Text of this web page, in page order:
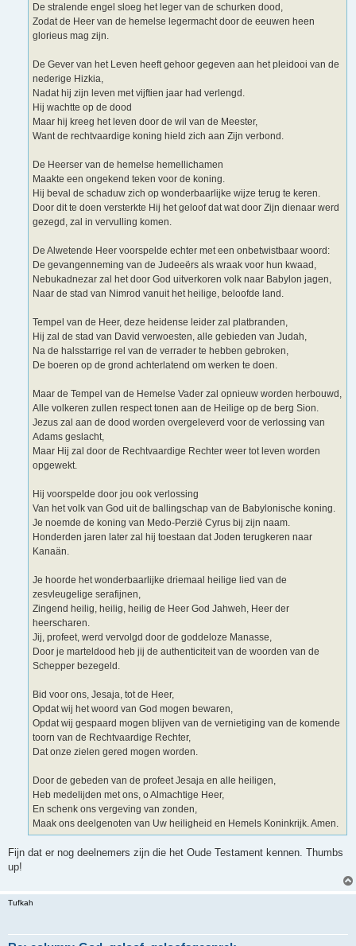
De stralende engel sloeg het leger van de schurken dood,
Zodat de Heer van de hemelse legermacht door de eeuwen heen
glorieus mag zijn.
De Gever van het Leven heeft gehoor gegeven aan het pleidooi van de
nederige Hizkia,
Nadat hij zijn leven met vijftien jaar had verlengd.
Hij wachtte op de dood
Maar hij kreeg het leven door de wil van de Meester,
Want de rechtvaardige koning hield zich aan Zijn verbond.
De Heerser van de hemelse hemellichamen
Maakte een ongekend teken voor de koning.
Hij beval de schaduw zich op wonderbaarlijke wijze terug te keren.
Door dit te doen versterkte Hij het geloof dat wat door Zijn dienaar werd
gezegd, zal in vervulling komen.
De Alwetende Heer voorspelde echter met een onbetwistbaar woord:
De gevangenneming van de Judeeërs als wraak voor hun kwaad,
Nebukadnezar zal het door God uitverkoren volk naar Babylon jagen,
Naar de stad van Nimrod vanuit het heilige, beloofde land.
Tempel van de Heer, deze heidense leider zal platbranden,
Hij zal de stad van David verwoesten, alle gebieden van Judah,
Na de halsstarrige rel van de verrader te hebben gebroken,
De boeren op de grond achterlatend om werken te doen.
Maar de Tempel van de Hemelse Vader zal opnieuw worden herbouwd,
Alle volkeren zullen respect tonen aan de Heilige op de berg Sion.
Jezus zal aan de dood worden overgeleverd voor de verlossing van
Adams geslacht,
Maar Hij zal door de Rechtvaardige Rechter weer tot leven worden
opgewekt.
Hij voorspelde door jou ook verlossing
Van het volk van God uit de ballingschap van de Babylonische koning.
Je noemde de koning van Medo-Perzië Cyrus bij zijn naam.
Honderden jaren later zal hij toestaan dat Joden terugkeren naar
Kanaän.
Je hoorde het wonderbaarlijke driemaal heilige lied van de
zesvleugelige serafijnen,
Zingend heilig, heilig, heilig de Heer God Jahweh, Heer der
heerscharen.
Jij, profeet, werd vervolgd door de goddeloze Manasse,
Door je marteldood heb jij de authenticiteit van de woorden van de
Schepper bezegeld.
Bid voor ons, Jesaja, tot de Heer,
Opdat wij het woord van God mogen bewaren,
Opdat wij gespaard mogen blijven van de vernietiging van de komende
toorn van de Rechtvaardige Rechter,
Dat onze zielen gered mogen worden.
Door de gebeden van de profeet Jesaja en alle heiligen,
Heb medelijden met ons, o Almachtige Heer,
En schenk ons vergeving van zonden,
Maak ons deelgenoten van Uw heiligheid en Hemels Koninkrijk. Amen.
Fijn dat er nog deelnemers zijn die het Oude Testament kennen. Thumbs
up!
Tufkah